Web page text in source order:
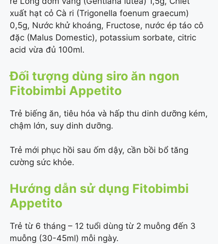
xuất hạt cỏ Cà ri (Trigonella foenum graecum)
0,5g, Nước khử khoáng, Fructose, nước ép táo cô
đặc (Malus Domestic), potassium sorbate, citric
acid vừa đủ 100ml.
Đối tượng dùng siro ăn ngon
Fitobimbi Appetito
Trẻ biếng ăn, tiêu hóa và hấp thu dinh dưỡng kém,
chậm lớn, suy dinh dưỡng.
Trẻ mới phục hồi sau ốm dậy, cần bồi bổ tăng
cường sức khỏe.
Hướng dẫn sử dụng Fitobimbi
Appetito
Trẻ từ 6 tháng – 12 tuổi dùng từ 2 muỗng đến 3
muỗng (30-45ml) mỗi ngày.